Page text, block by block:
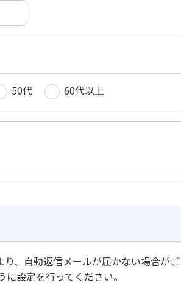
50代 60代以上
、自動返信メールが届かない場合が
設定を行ってください。